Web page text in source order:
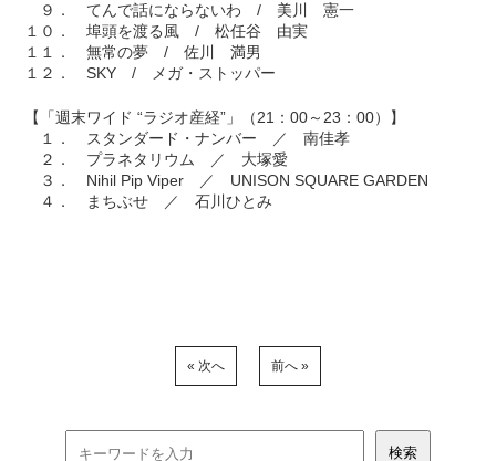
９． てんで話にならないわ / 美川 憲一
１０． 埠頭を渡る風 / 松任谷 由実
１１． 無常の夢 / 佐川 満男
１２． SKY / メガ・ストッパー
【「週末ワイド “ラジオ産経”」（21：00～23：00）】
１． スタンダード・ナンバー ／ 南佳孝
２． プラネタリウム ／ 大塚愛
３． Nihil Pip Viper ／ UNISON SQUARE GARDEN
４． まちぶせ ／ 石川ひとみ
« 次へ 前へ »